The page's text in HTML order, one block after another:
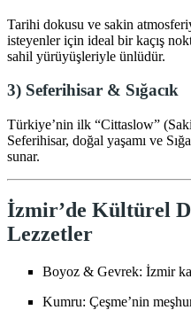
Tarihi dokusu ve sakin
isteyenler için ideal bir kaçış
sahil yürüyüşleriyle ünlüdür.
3) Seferihisar & Sığacık
Türkiye’nin ilk “Cittaslow”
Seferihisar, doğal yaşamı ve
sunar.
İzmir’de Kültürel
Lezzetler
Boyoz & Gevrek: İzmir
Kumru: Çeşme’nin